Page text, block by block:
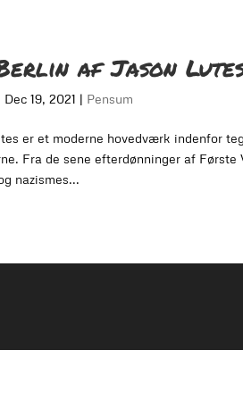
af Jason
Dec 19, 2021 | Pensum
er et moderne hovedværk indenfor
Fra de sene efterdønninger af
nazismes...